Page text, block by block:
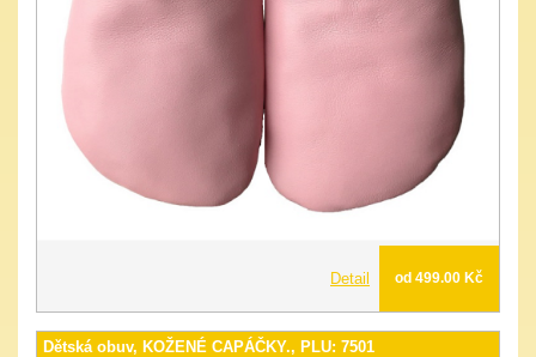
Detail od 499.00 Kč
Dětská obuv, KOŽENÉ CAPÁČKY., PLU: 7501